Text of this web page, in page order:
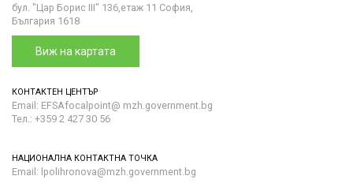
бул. "Цар Борис III" 136,етаж 11 София,
България 1618
Виж на картата
КОНТАКТЕН ЦЕНТЪР
Email: EFSAfocalpoint@ mzh.government.bg
Тел.: +359 2 427 30 56
НАЦИОНАЛНА КОНТАКТНА ТОЧКА
Email: lpolihronova@mzh.government.bg